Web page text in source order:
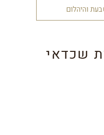
והיהלום
שכדאי